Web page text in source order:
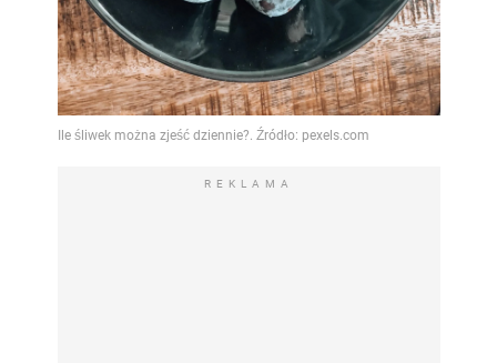
REKLAMA